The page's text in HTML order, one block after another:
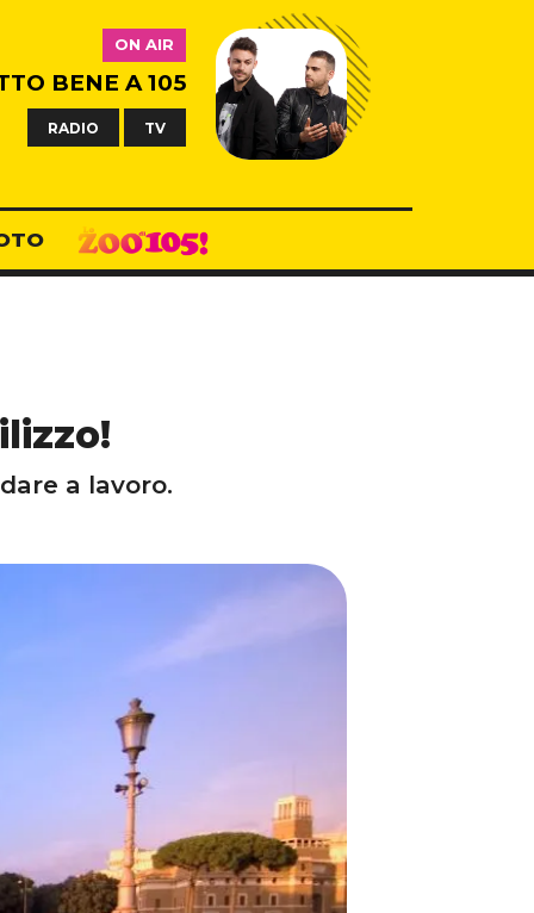
ON AIR
BENE A 105
RADIO TV
a lavoro.